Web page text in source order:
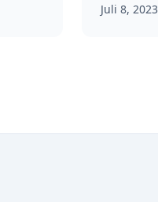
Juli 8, 2023